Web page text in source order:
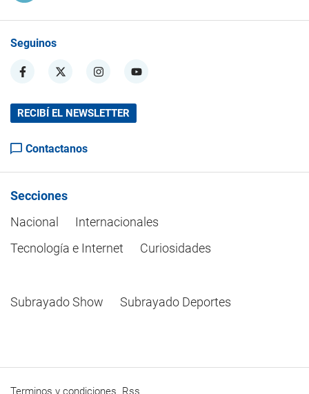
Seguinos
RECIBÍ EL NEWSLETTER
Contactanos
Secciones
Nacional
Internacionales
Tecnología e Internet
Curiosidades
Subrayado Show Subrayado Deportes
Terminos y condiciones Rss